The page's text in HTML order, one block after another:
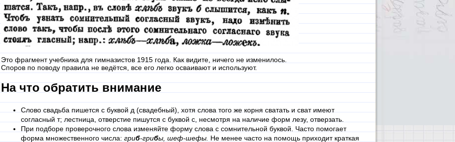
Это фрагмент учебника для гимназистов 1915 года. Как видите, ничего не изменилось.
Споров по поводу правила не ведётся, все его легко осваивают и используют.
На что обратить внимание
Cлово свадьба пишется с буквой д (свадебный), хотя слова того же корня сватать и сват имеют
согласный т; лестница, отверстие пишутся с буквой с, несмотря на наличие форм лезу, отверзать.
При подборе проверочного слова изменяйте форму слова с сомнительной буквой. Часто помогает
форма множественного числа: гриб-грибы, шеф-шефы. Не менее часто на помощь приходит краткая